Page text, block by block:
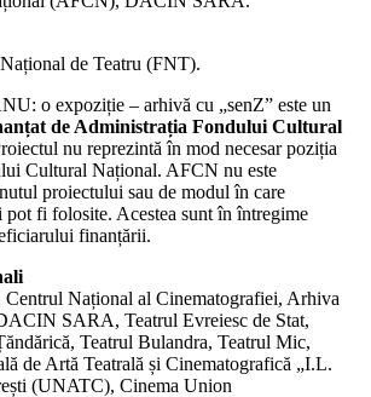
de Teatru (FNT).
o expoziție – arhivă cu „senZ” este un
de Administrația Fondului Cultural
nu reprezintă în mod necesar poziția
Cultural Național. AFCN nu este
proiectului sau de modul în care
pot fi folosite. Acestea sunt în întregime
finanțării.
Centrul Național al Cinematografiei, Arhiva
SARA, Teatrul Evreiesc de Stat,
Teatrul Bulandra, Teatrul Mic,
de Artă Teatrală și Cinematografică „I.L.
(UNATC), Cinema Union